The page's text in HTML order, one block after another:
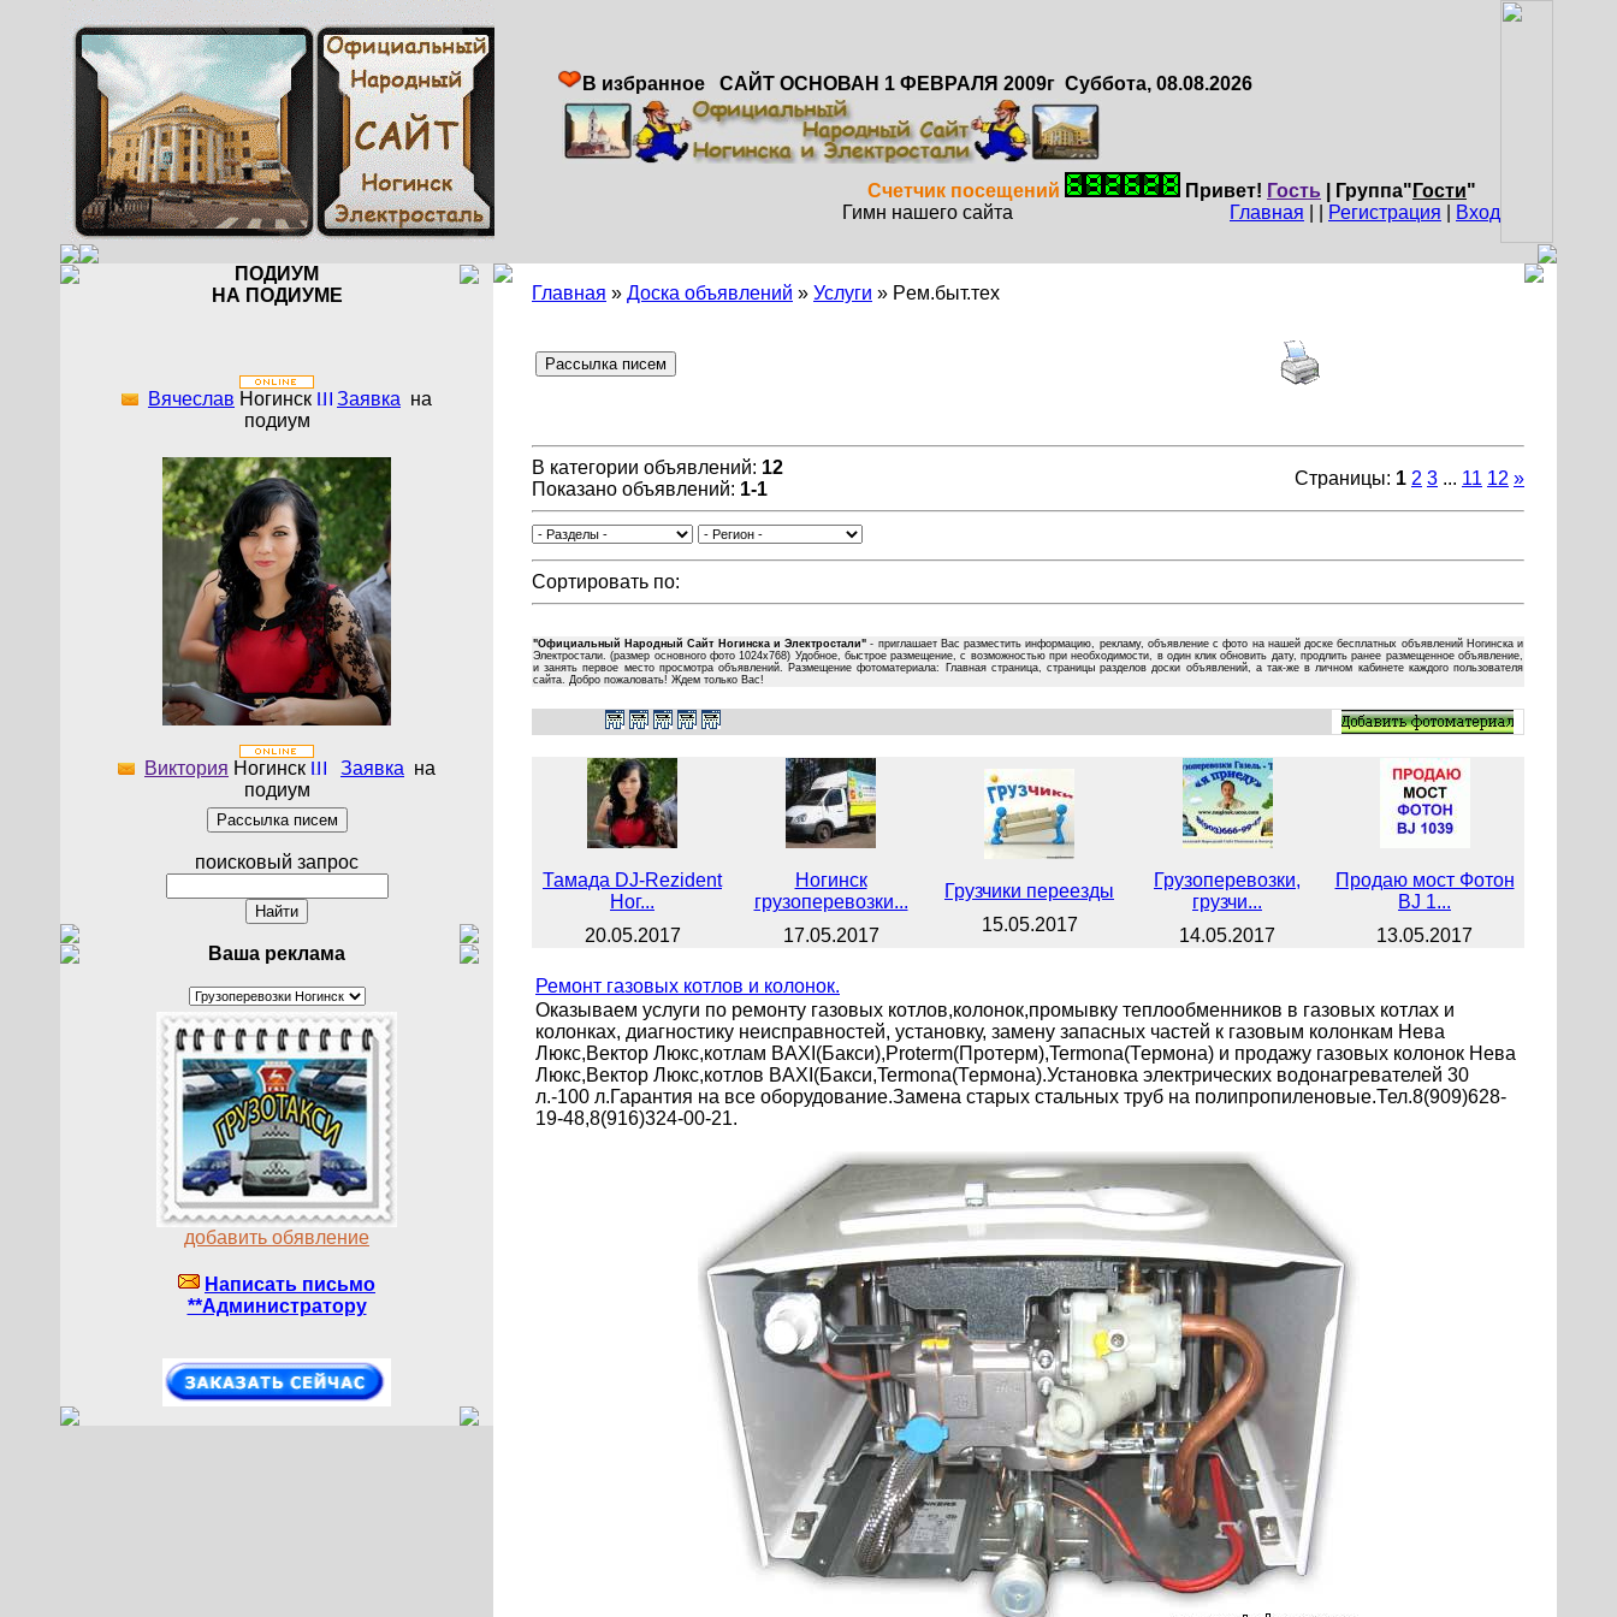
В избранное САЙТ ОСНОВАН 1 ФЕВРАЛЯ 2009г Суббота, 08.08.2026
Счетчик посещений Привет! Гость | Группа" Гости"
Гимн нашего сайта
Главная Регистрация Вход
ПОДИУМ
НА ПОДИУМЕ
Вячеслав Ногинск Заявка на
подиум
Виктория Ногинск Заявка на
подиум
поисковый запрос
Ваша реклама
добавить обявление
Написать письмо
**Администратору
Главная » Доска объявлений » Услуги » Pем.быт.тех
В категории объявлений: 12
Показано объявлений: 1-1
Страницы: 1 2 3 ... 11 12 »
Сортировать по:
"Официальный Народный Сайт Ногинска и Электростали" - приглашает Вас разместить информацию, рекламу, объявление с фото на нашей доске бесплатных объявлений Ногинска и
Электростали. (размер основного фото 1024х768) Удобное, быстрое размещение, с возможностью при необходимости, в один клик обновить дату, продлить ранее размещенное объявление,
и занять первое место просмотра объявлений. Размещение фотоматериала: Главная страница, страницы разделов доски объявлений, а так-же в личном кабинете каждого пользователя
сайта. Добро пожаловать! Ждем только Вас!
Тамада DJ-Rezident
Ног...
20.05.2017
Ногинск
грузоперевозки...
17.05.2017
Грузчики переезды
15.05.2017
Грузоперевозки,
грузчи...
14.05.2017
Продаю мост Фотон
BJ 1...
13.05.2017
Ремонт газовых котлов и колонок.
Оказываем услуги по ремонту газовых котлов,колонок,промывку теплообменников в газовых котлах и
колонках, диагностику неисправностей, установку, замену запасных частей к газовым колонкам Нева
Люкс,Вектор Люкс,котлам BAXI(Бакси),Proterm(Протерм),Termona(Термона) и продажу газовых колонок Нева
Люкс,Вектор Люкс,котлов BAXI(Бакси,Termona(Термона).Установка электрических водонагревателей 30
л.-100 л.Гарантия на все оборудование.Замена старых стальных труб на полипропиленовые.Тел.8(909)628-
19-48,8(916)324-00-21.